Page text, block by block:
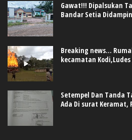
Gawat!!! Dipalsukan
Bandar Setia
Breaking news...
kecamatan
Setempel Dan Tanda
Ada Di surat Keramat,